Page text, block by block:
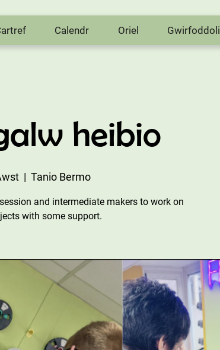
Calendr Oriel Gwirfoddoli
heibio
  |
Tanio Bermo
and intermediate makers to work on
with some support.